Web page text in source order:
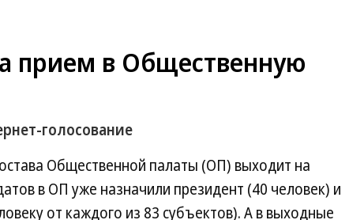
прием в Общественную
голосование
Общественной палаты (ОП) выходит на
в ОП уже назначили президент (40 человек) и
от каждого из 83 субъектов). А в выходные